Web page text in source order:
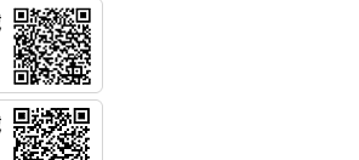
要子公司
有限公司
過發言人
要子公司
有限公司
議發行員